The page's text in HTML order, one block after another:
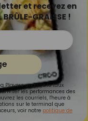
et recevez en
GRAISSE !
Players analyse le taux
les performances des
les courriels, l'heure à
sur le terminal que
voir notre politique de